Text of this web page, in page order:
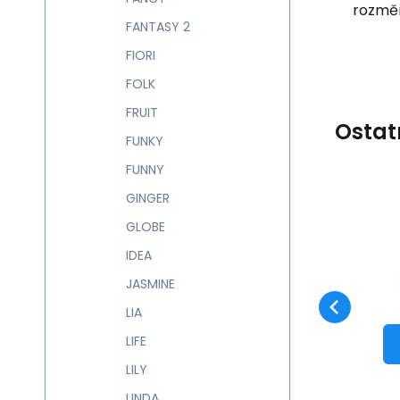
Batůžek 7 l CONFETTI
Kód:
Záruka
DO KOŠÍKU
FANTASY 2
FIORI
FOLK
FRUIT
FUNKY
FUNNY
GINGER
GLOBE
IDEA
JASMINE
LIA
LIFE
LILY